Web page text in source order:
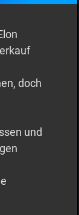
doch
und